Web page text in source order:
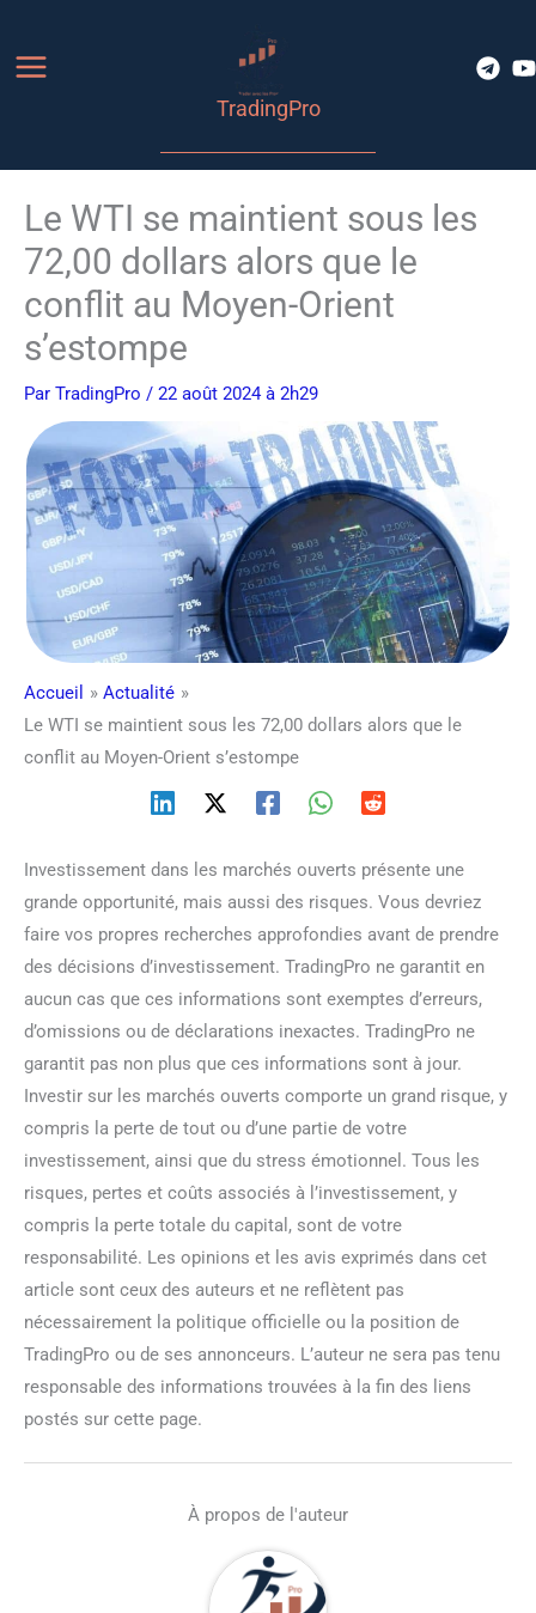
contenu
TradingPro
Le WTI se maintient sous les
72,00 dollars alors que le
conflit au Moyen-Orient
s’estompe
Par TradingPro / 22 août 2024 à 2h29
Accueil
Actualité
Le WTI se maintient sous les 72,00 dollars alors que le
conflit au Moyen-Orient s’estompe
Investissement dans les marchés ouverts présente une
grande opportunité, mais aussi des risques. Vous devriez
faire vos propres recherches approfondies avant de prendre
des décisions d’investissement. TradingPro ne garantit en
aucun cas que ces informations sont exemptes d’erreurs,
d’omissions ou de déclarations inexactes. TradingPro ne
garantit pas non plus que ces informations sont à jour.
Investir sur les marchés ouverts comporte un grand risque, y
compris la perte de tout ou d’une partie de votre
investissement, ainsi que du stress émotionnel. Tous les
risques, pertes et coûts associés à l’investissement, y
compris la perte totale du capital, sont de votre
responsabilité. Les opinions et les avis exprimés dans cet
article sont ceux des auteurs et ne reflètent pas
nécessairement la politique officielle ou la position de
TradingPro ou de ses annonceurs. L’auteur ne sera pas tenu
responsable des informations trouvées à la fin des liens
postés sur cette page.
À propos de l'auteur